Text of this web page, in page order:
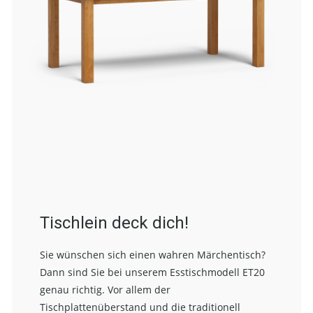
Tischlein deck dich!
Sie wünschen sich einen wahren Märchentisch?
Dann sind Sie bei unserem Esstischmodell ET20
genau richtig. Vor allem der
Tischplattenüberstand und die traditionell